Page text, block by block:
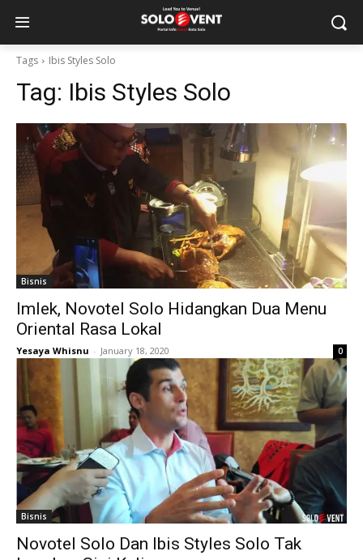
Tags Ibis Styles Solo
Tag: Ibis Styles Solo
Bisnis
Imlek, Novotel Solo Hidangkan Dua Menu
Oriental Rasa Lokal
Yesaya Whisnu - January 18, 2020 0
Bisnis
Novotel Solo Dan Ibis Styles Solo Tak